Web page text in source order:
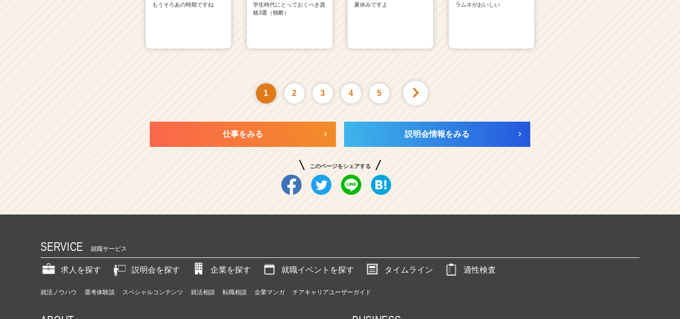
もうそろあの時期ですね
学生時代にとっておくべき資
格3選（独断）
夏休みですよ
ラムネがおいしい
1 2 3 4 5
仕事をみる 説明会情報をみる
このページをシェアする
SERVICE 就職サービス
求人を探す 説明会を探す 企業を探す 就職イベントを探す タイムライン 適性検査
就活ノウハウ 選考体験談 スペシャルコンテンツ 就活相談 転職相談 企業マンガ チアキャリアユーザーガイド